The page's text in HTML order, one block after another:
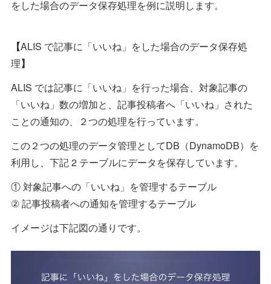
をした場合のデータ保存処理を例に説明します。
【ALIS で記事に「いいね」をした場合のデータ保存処
理】
ALIS では記事に「いいね」を行った場合、対象記事の
「いいね」数の増加と、記事投稿者へ「いいね」された
ことの通知の、２つの処理を行っています。
この２つの処理のデータ管理としてDB（DynamoDB）を
利用し、下記 2 テーブルにデータを保存しています。
① 対象記事への「いいね」を管理するテーブル
② 記事投稿者への通知を管理するテーブル
イメージは下記図の通りです。